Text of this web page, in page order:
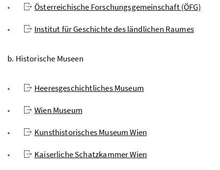
Österreichische Forschungsgemeinschaft (ÖFG)
Institut für Geschichte des ländlichen Raumes
b. Historische Museen
Heeresgeschichtliches Museum
Wien Museum
Kunsthistorisches Museum Wien
Kaiserliche Schatzkammer Wien